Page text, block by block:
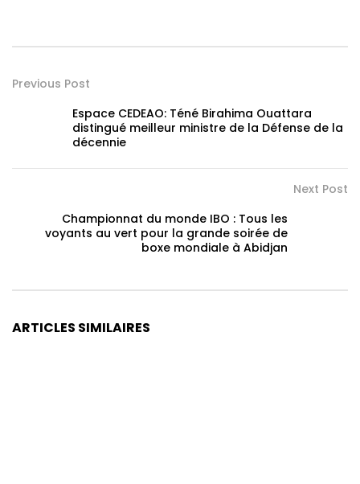
Previous Post
Espace CEDEAO: Téné Birahima Ouattara
distingué meilleur ministre de la Défense de la
décennie
Next Post
Championnat du monde IBO : Tous les
voyants au vert pour la grande soirée de
boxe mondiale à Abidjan
ARTICLES SIMILAIRES